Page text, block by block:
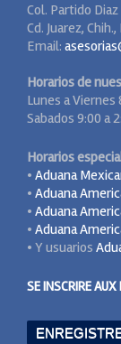
Col. Partido Diaz
Cd. Juarez,
Email:
Horarios de
Lunes a Viernes
Sabados 9:00 a
Horarios
• Aduana
• Aduana
• Aduana
• Aduana
• Y usuarios
SE INSCRIRE